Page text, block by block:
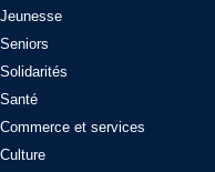
Jeunesse
Seniors
Solidarités
Santé
Commerce et services
Culture